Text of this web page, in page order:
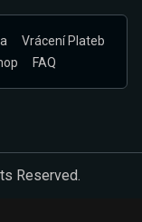
Vrácení Plateb
FAQ
Reserved.